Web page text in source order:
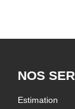
NOS
Estimation